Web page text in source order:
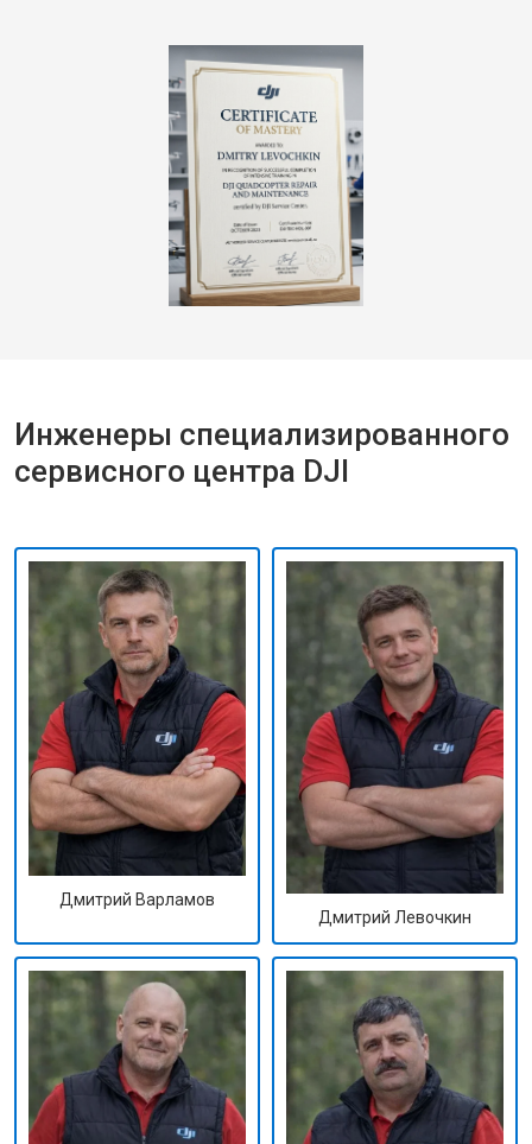
Инженеры специализированного
сервисного центра DJI
Дмитрий Варламов
Дмитрий Левочкин